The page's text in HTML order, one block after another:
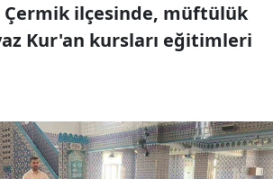
Çermik ilçesinde, müftülük
Kur'an kursları eğitimleri